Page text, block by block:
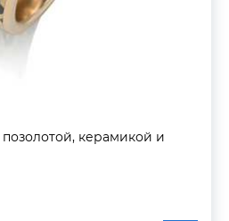
керамикой и